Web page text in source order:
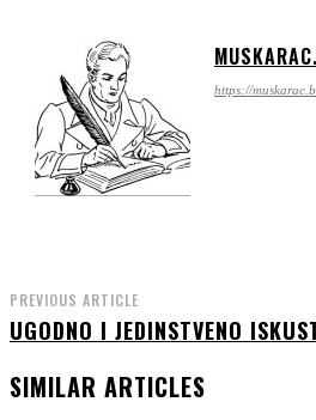
https://
PREVIOUS ARTICLE
UGODNO I JEDINSTVENO
SIMILAR ARTICLES